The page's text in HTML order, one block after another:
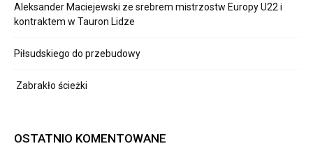
Aleksander Maciejewski ze srebrem mistrzostw Europy U22 i
kontraktem w Tauron Lidze
Piłsudskiego do przebudowy
Zabrakło ścieżki
OSTATNIO KOMENTOWANE